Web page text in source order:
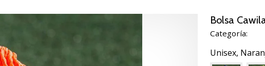
Bolsa
Categoría:
Unisex,